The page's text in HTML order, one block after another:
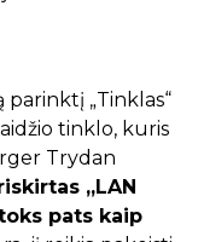
parinktį „Tinklas“
tinklo, kuris
Trydan
„LAN
pats kaip